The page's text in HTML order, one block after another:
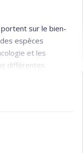
sur le bien-
espèces
et les
différentes